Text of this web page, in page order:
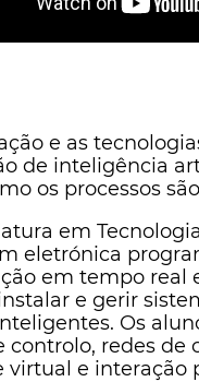
e as
de inteligência
os processos
em
eletrónica
em tempo real
e gerir
Os
controlo, redes de
virtual e interação